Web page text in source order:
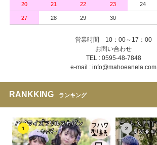
20 21 22 23 24
27 28 29 30
営業時間 10：00～17：00
お問い合わせ
TEL : 0595-48-7848
e-mail : info@mahoeanela.com
RANKKING ランキング
1 2